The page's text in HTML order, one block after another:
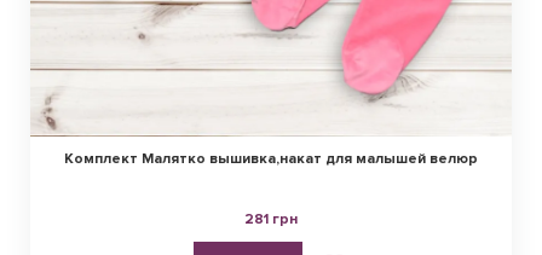
Комплект Малятко вышивка,накат для малышей велюр
281 грн